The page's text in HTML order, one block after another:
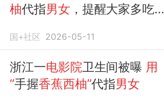
柚代指男女，提醒大家多吃水
国+社区 2026-05-11
浙江一电影院卫生间被曝 用
“手握香蕉西柚”代指男女